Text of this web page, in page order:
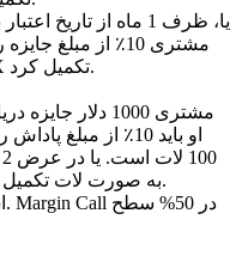
یا، ظرف 1 ماه از تاریخ
مشتری 10٪ از مبلغ
ارزها و کالاهای FX تکمیل کرد.
او باید 10٪ از مبلغ
به صورت لات تکمیل کند که 200 لات می شود.